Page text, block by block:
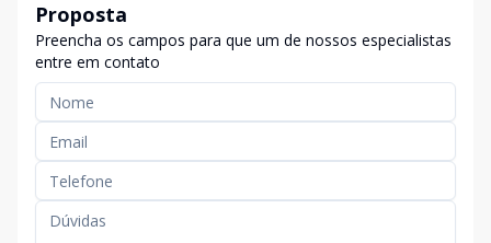
Proposta
Preencha os campos para que um de nossos especialistas
entre em contato